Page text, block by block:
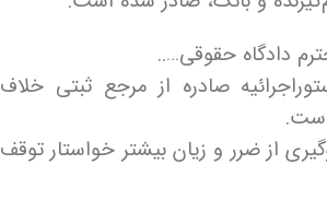
دادگاه حقوقی…..
صادره از مرجع ثبتی خلاف
است.
از ضرر و زیان بیشتر خواستار توقف